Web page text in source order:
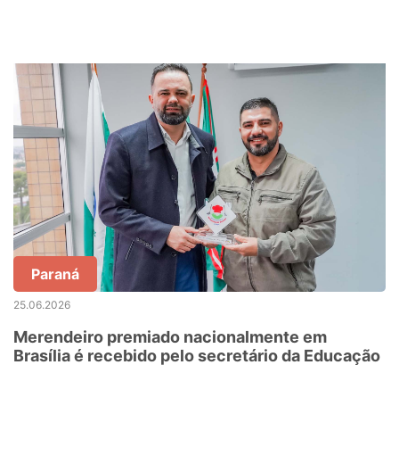
Paraná
25.06.2026
Merendeiro premiado nacionalmente em
Brasília é recebido pelo secretário da Educação